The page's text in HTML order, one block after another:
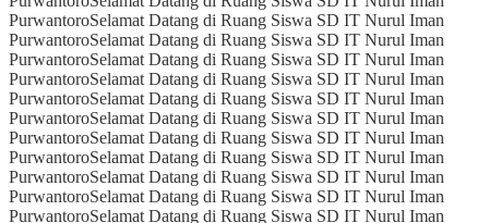
PurwantoroSelamat Datang di Ruang Siswa SD IT Nurul Iman
PurwantoroSelamat Datang di Ruang Siswa SD IT Nurul Iman
PurwantoroSelamat Datang di Ruang Siswa SD IT Nurul Iman
PurwantoroSelamat Datang di Ruang Siswa SD IT Nurul Iman
PurwantoroSelamat Datang di Ruang Siswa SD IT Nurul Iman
PurwantoroSelamat Datang di Ruang Siswa SD IT Nurul Iman
PurwantoroSelamat Datang di Ruang Siswa SD IT Nurul Iman
PurwantoroSelamat Datang di Ruang Siswa SD IT Nurul Iman
PurwantoroSelamat Datang di Ruang Siswa SD IT Nurul Iman
PurwantoroSelamat Datang di Ruang Siswa SD IT Nurul Iman
PurwantoroSelamat Datang di Ruang Siswa SD IT Nurul Iman